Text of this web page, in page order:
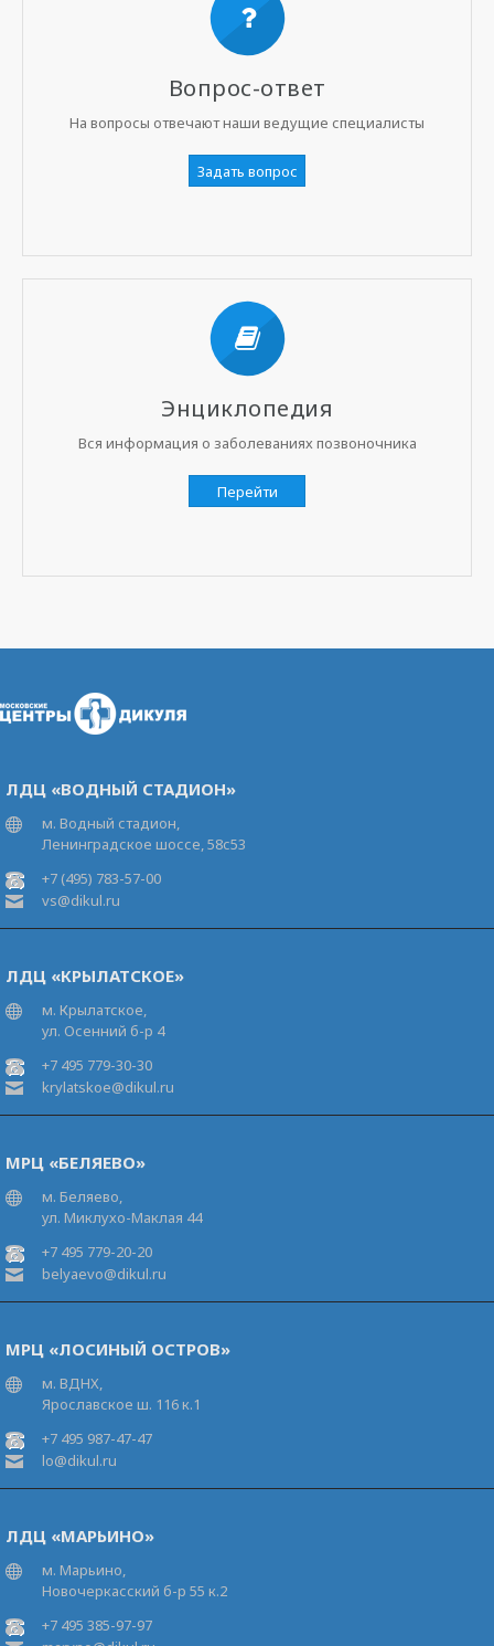
Вопрос-ответ
На вопросы отвечают наши ведущие специалисты
Задать вопрос
Энциклопедия
Вся информация о заболеваниях позвоночника
Перейти
ЛДЦ «ВОДНЫЙ СТАДИОН»
м. Водный стадион,
Ленинградское шоссе, 58с53
+7 (495) 783-57-00
vs@dikul.ru
ЛДЦ «КРЫЛАТСКОЕ»
м. Крылатское,
ул. Осенний б-р 4
+7 495 779-30-30
krylatskoe@dikul.ru
МРЦ «БЕЛЯЕВО»
м. Беляево,
ул. Миклухо-Маклая 44
+7 495 779-20-20
belyaevo@dikul.ru
МРЦ «ЛОСИНЫЙ ОСТРОВ»
м. ВДНХ,
Ярославское ш. 116 к.1
+7 495 987-47-47
lo@dikul.ru
ЛДЦ «МАРЬИНО»
м. Марьино,
Новочеркасский б-р 55 к.2
+7 495 385-97-97